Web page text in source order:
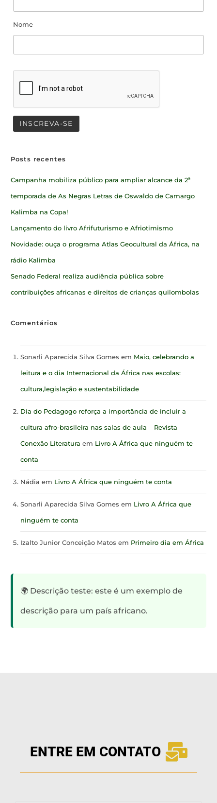
Nome
Posts recentes
Campanha mobiliza público para ampliar alcance da 2ª
temporada de As Negras Letras de Oswaldo de Camargo
Kalimba na Copa!
Lançamento do livro Afrifuturismo e Afriotimismo
Novidade: ouça o programa Atlas Geocultural da África, na
rádio Kalimba
Senado Federal realiza audiência pública sobre
contribuições africanas e direitos de crianças quilombolas
Comentários
Sonarli Aparecida Silva Gomes em Maio, celebrando a
leitura e o dia Internacional da África nas escolas:
cultura,legislação e sustentabilidade
Dia do Pedagogo reforça a importância de incluir a
cultura afro-brasileira nas salas de aula – Revista
Conexão Literatura em Livro A África que ninguém te
conta
Nádia em Livro A África que ninguém te conta
Sonarli Aparecida Silva Gomes em Livro A África que
ninguém te conta
Izalto Junior Conceição Matos em Primeiro dia em África
🌍 Descrição teste: este é um exemplo de
descrição para um país africano.
ENTRE EM CONTATO